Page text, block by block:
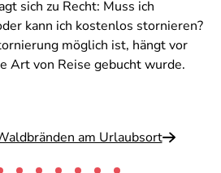
sich zu Recht: Muss ich
kann ich kostenlos stornieren?
möglich ist, hängt vor
Art von Reise gebucht wurde.
am Urlaubsort